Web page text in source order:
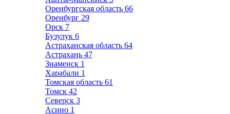
Оренбургская область 66
Оренбург 29
Орск 7
Бузулук 6
Астраханская область 64
Астрахань 47
Знаменск 1
Харабали 1
Томская область 61
Томск 42
Северск 3
Асино 1